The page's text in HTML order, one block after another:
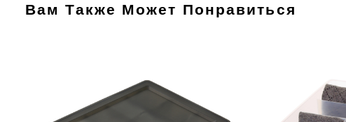
Вам Также Может Понравиться